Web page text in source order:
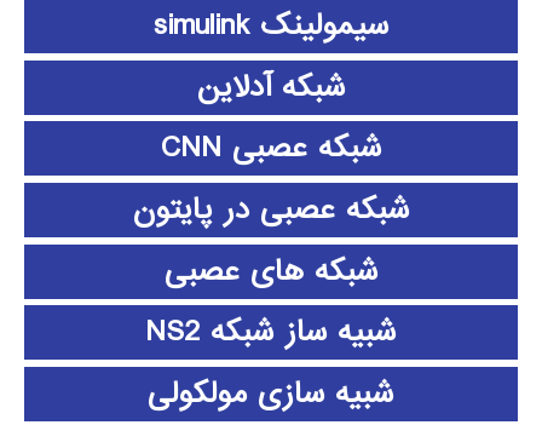
سیمولینک simulink
شبکه آدلاین
شبکه عصبی CNN
شبکه عصبی در پایتون
شبکه های عصبی
شبیه ساز شبکه NS2
شبیه سازی مولکولی